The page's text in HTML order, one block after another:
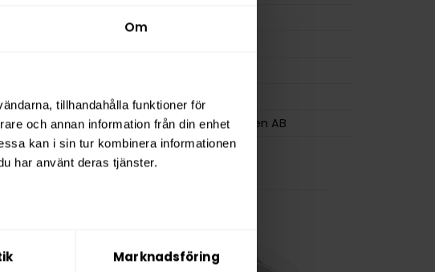
Om
tillhandahålla funktioner för
och annan information från din enhet
kan i sin tur kombinera informationen
har använt deras tjänster.
Marknadsföring
BAGZ
Flameclub Sweden AB